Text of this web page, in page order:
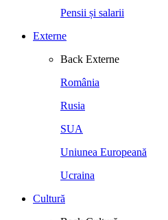
Pensii și salarii
Externe
Back Externe
România
Rusia
SUA
Uniunea Europeană
Ucraina
Cultură